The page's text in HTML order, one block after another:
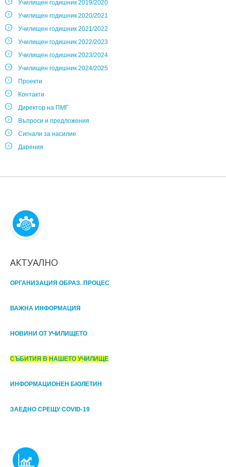
Училищен годишник 2019/2020
Училищен годишник 2020/2021
Училищен годишник 2021/2022
Училищен годишник 2022/2023
Училищен годишник 2023/2024
Училищен годишник 2024/2025
Проекти
Контакти
Директор на ПМГ
Въпроси и предложения
Сигнали за насилие
Дарения
АКТУАЛНО
ОРГАНИЗАЦИЯ ОБРАЗ. ПРОЦЕС
ВАЖНА ИНФОРМАЦИЯ
НОВИНИ ОТ УЧИЛИЩЕТО
СЪБИТИЯ В НАШЕТО УЧИЛИЩЕ
ИНФОРМАЦИОНЕН БЮЛЕТИН
ЗАЕДНО СРЕЩУ COVID-19